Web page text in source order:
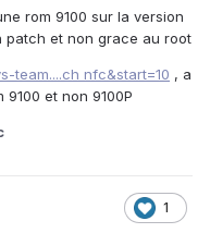
rom 9100 sur la version
patch et non grace au root
team....ch nfc&start=10 , a
et non 9100P
1